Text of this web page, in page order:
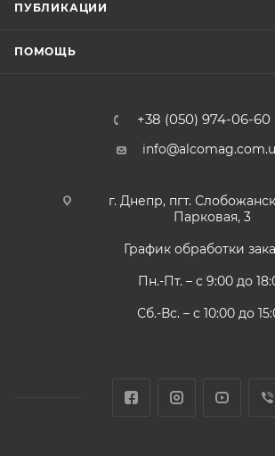
ПУБЛИКАЦИИ
ПОМОЩЬ
+38 (050) 974-06-60
г. Днепр, пгт.
Парковая, 3
График обработки
Пн.-Пт. – с 9:00 до
Сб.-Вс. – с 10:00 до